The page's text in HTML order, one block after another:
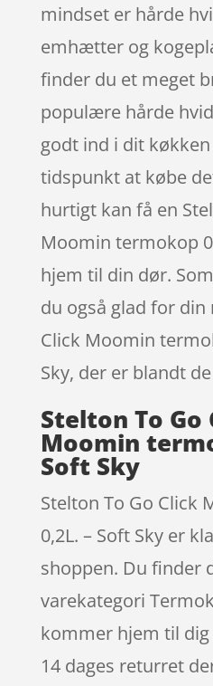
mindset er hårde
emhætter og
finder du et meget
populære hårde
godt ind i dit
tidspunkt at købe
hurtigt kan få en
Moomin termokop
hjem til din dør.
du også glad for din
Click Moomin
Sky, der er blandt
Stelton To Go
Moomin
Soft Sky
Stelton To Go Click
0,2L. – Soft Sky er
shoppen. Du finder
varekategori
kommer hjem til
14 dages returret